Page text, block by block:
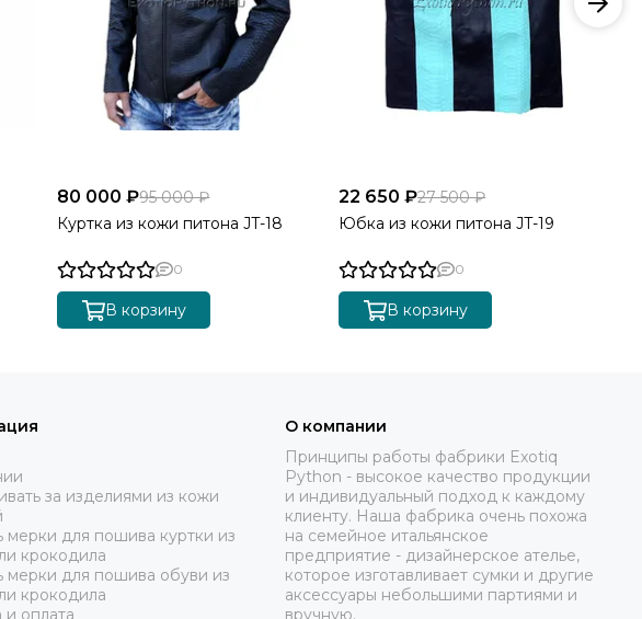
80 000 ₽95 000 ₽
Куртка из кожи питона JT-18
0
В корзину
22 650 ₽27 500 ₽
Юбка из кожи питона JT-19
0
В корзину
за изделиями из кожи
мерки для пошива куртки из
крокодила
мерки для пошива обуви из
крокодила
и оплата
О компании
Принципы работы фабрики Exotiq
Python - высокое качество продукции
и индивидуальный подход к каждому
клиенту. Наша фабрика очень похожа
на семейное итальянское
предприятие - дизайнерское ателье,
которое изготавливает сумки и другие
аксессуары небольшими партиями и
вручную.